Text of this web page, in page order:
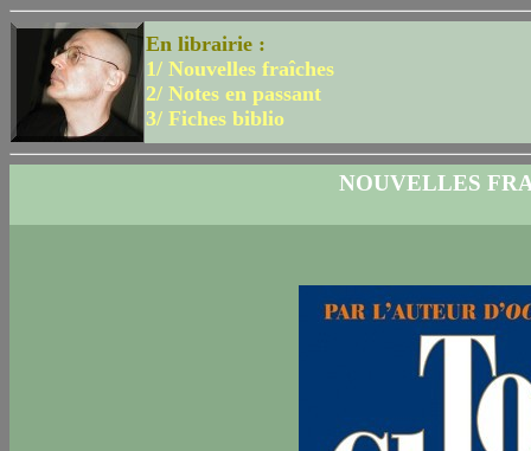
En librairie :
1/ Nouvelles fraîches
2/ Notes en passant
3/ Fiches biblio
NOUVELLES